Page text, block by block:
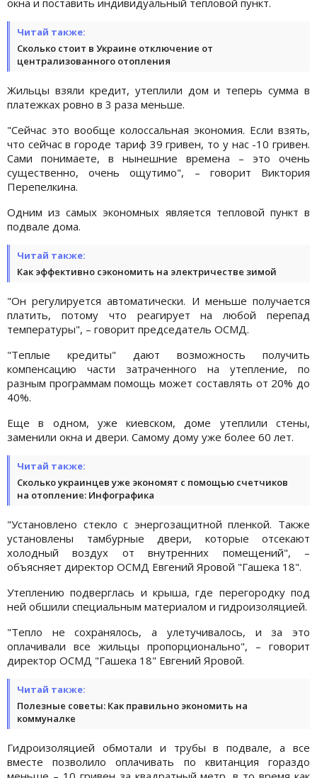
Читай также:
Сколько стоит в Украине отключение от
централизованного отопления
Жильцы взяли кредит, утеплили дом и теперь сумма в
платежках ровно в 3 раза меньше.
"Сейчас это вообще колоссальная экономия. Если взять,
что сейчас в городе тариф 39 гривен, то у нас -10 гривен.
Сами понимаете, в нынешние времена – это очень
существенно, очень ощутимо", – говорит Виктория
Перепелкина.
Одним из самых экономных является тепловой пункт в
подвале дома.
Читай также:
Как эффективно сэкономить на электричестве зимой
"Он регулируется автоматически. И меньше получается
платить, потому что реагирует на любой перепад
температуры", – говорит председатель ОСМД.
"Теплые кредиты" дают возможность получить
компенсацию части затраченного на утепление, по
разным программам помощь может составлять от 20% до
40%.
Еще в одном, уже киевском, доме утеплили стены,
заменили окна и двери. Самому дому уже более 60 лет.
Читай также:
Сколько украинцев уже экономят с помощью счетчиков
на отопление: Инфографика
"Установлено стекло с энергозащитной пленкой. Также
установлены тамбурные двери, которые отсекают
холодный воздух от внутренних помещений", –
объясняет директор ОСМД Евгений Яровой "Гашека 18".
Утеплению подверглась и крыша, где перегородку под
ней обшили специальным материалом и гидроизоляцией.
"Тепло не сохранялось, а улетучивалось, и за это
оплачивали все жильцы пропорционально", – говорит
директор ОСМД "Гашека 18" Евгений Яровой.
Читай также:
Полезные советы: Как правильно экономить на
коммуналке
Гидроизоляцией обмотали и трубы в подвале, а все
вместе позволило оплачивать по квитанция гораздо